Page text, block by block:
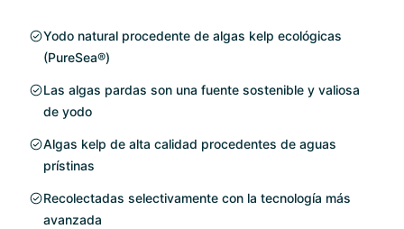
Yodo natural procedente de algas kelp ecológicas
(PureSea®)
Las algas pardas son una fuente sostenible y valiosa
de yodo
Algas kelp de alta calidad procedentes de aguas
prístinas
Recolectadas selectivamente con la tecnología más
avanzada